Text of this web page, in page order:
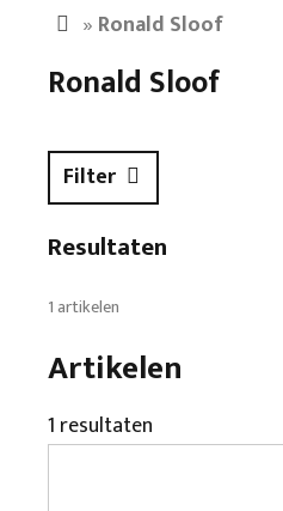
Nieuwsbrief
» Ronald Sloof
Ronald Sloof
Filter
Resultaten
1 artikelen
Artikelen
1 resultaten